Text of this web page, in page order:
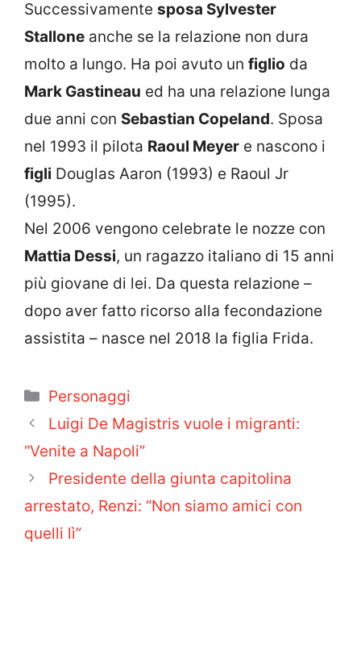
Successivamente sposa Sylvester
Stallone anche se la relazione non dura
molto a lungo. Ha poi avuto un figlio da
Mark Gastineau ed ha una relazione lunga
due anni con Sebastian Copeland. Sposa
nel 1993 il pilota Raoul Meyer e nascono i
figli Douglas Aaron (1993) e Raoul Jr
(1995).
Nel 2006 vengono celebrate le nozze con
Mattia Dessi, un ragazzo italiano di 15 anni
più giovane di lei. Da questa relazione –
dopo aver fatto ricorso alla fecondazione
assistita – nasce nel 2018 la figlia Frida.
Categorie
Personaggi
Luigi De Magistris vuole i migranti:
“Venite a Napoli”
Presidente della giunta capitolina
arrestato, Renzi: “Non siamo amici con
quelli lì”